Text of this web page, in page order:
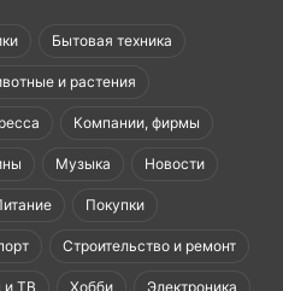
Бытовая техника
и растения
Компании, фирмы
Музыка Новости
Покупки
Строительство и ремонт
ТВ Хобби Электроника